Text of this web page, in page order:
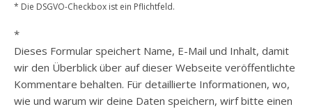
* Die DSGVO-Checkbox ist ein Pflichtfeld.
*
Dieses Formular speichert Name, E-Mail und Inhalt, damit
wir den Überblick über auf dieser Webseite veröffentlichte
Kommentare behalten. Für detaillierte Informationen, wo,
wie und warum wir deine Daten speichern, wirf bitte einen